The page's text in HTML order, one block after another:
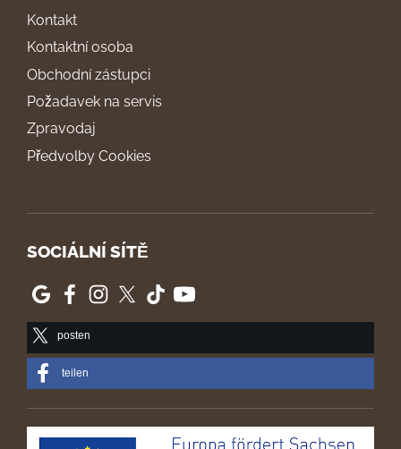
Kontakt
Kontaktní osoba
Obchodní zástupci
Požadavek na servis
Zpravodaj
Předvolby Cookies
SOCIÁLNÍ SÍTĚ
posten
teilen